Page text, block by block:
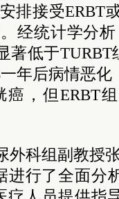
排接受ERBT
经统计学分
著低于TURBT
年后病情恶
，但ERBT
外科组副教授
进行了全面分